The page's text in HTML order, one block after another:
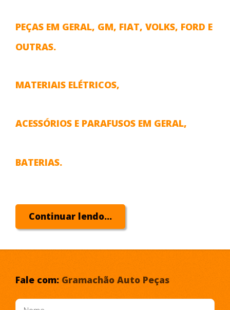
PEÇAS EM GERAL, GM, FIAT, VOLKS, FORD E
OUTRAS.
MATERIAIS ELÉTRICOS,
ACESSÓRIOS E PARAFUSOS EM GERAL,
BATERIAS.
Continuar lendo...
Fale com: Gramachão Auto Peças